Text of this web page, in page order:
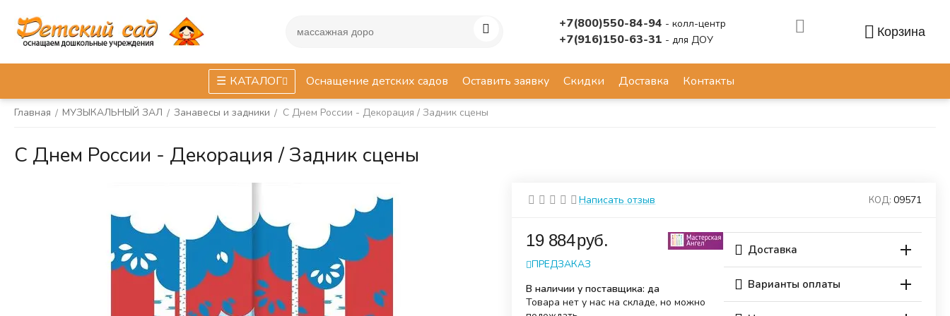
+7(800)550-84-94 - колл-центр
+7(916)150-63-31 - для ДОУ
Корзина
КАТАЛОГ Оснащение детских садов Оставить заявку Скидки Доставка Контакты
Главная / МУЗЫКАЛЬНЫЙ ЗАЛ / Занавесы и задники / С Днем России - Декорация / Задник сцены
С Днем России - Декорация / Задник сцены
Написать отзыв КОД: 09571
‍19 884‍руб.
ПРЕДЗАКАЗ
В наличии у поставщика: да
Товара нет у нас на складе, но можно
Доставка
Варианты оплаты